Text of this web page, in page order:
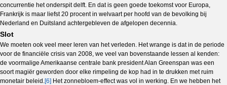
concurrentie het onderspit delft. En dat is geen goede toekomst voor Europa,
Frankrijk is maar liefst 20 procent in welvaart per hoofd van de bevolking bij
Nederland en Duitsland achtergebleven de afgelopen decennia.
Slot
We moeten ook veel meer leren van het verleden. Het wrange is dat in de periode
voor de financiële crisis van 2008, we veel van bovenstaande lessen al kenden:
de voormalige Amerikaanse centrale bank president Alan Greenspan was een
soort magiër geworden door elke rimpeling de kop had in te drukken met ruim
monetair beleid.[6] Het zonnebloem-effect was vol in werking. En we hebben het